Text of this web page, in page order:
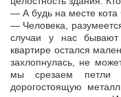
— А будь на месте кота
— Человека,
случаи у нас
квартире остался
захлопнулась, не
мы срезаем петли
дорогостоящую